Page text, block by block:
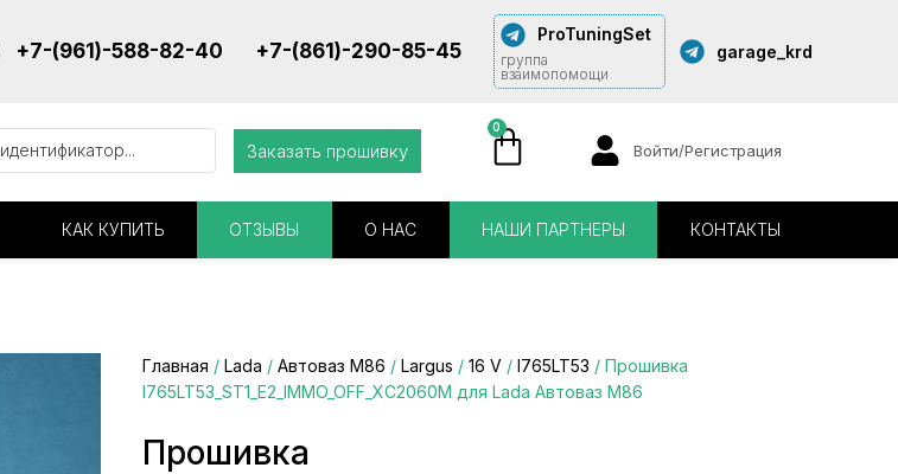
+7-(961)-588-82-40 +7-(861)-290-85-45
ProTuningSet
группа
взаимопомощи
garage_krd
Заказать прошивку
0
Войти/Регистрация
КАК КУПИТЬ ОТЗЫВЫ О НАС НАШИ ПАРТНЕРЫ КОНТАКТЫ
Главная / Lada / Автоваз М86 / Largus / 16 V / I765LT53 / Прошивка
I765LT53_ST1_E2_IMMO_OFF_XC2060M для Lada Автоваз М86
Прошивка